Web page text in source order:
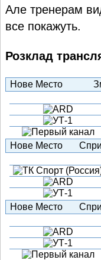
Але тренерам
все покажуть.
Розклад
Нове Место
Нове Место
Нове Место